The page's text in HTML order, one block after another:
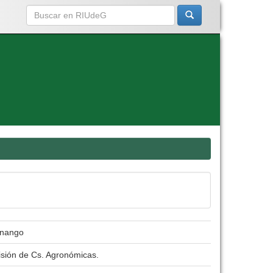
de Cs. Agronómicas.